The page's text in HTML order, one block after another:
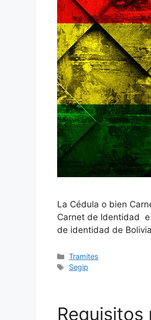
La Cédula o bien
Carnet de Identidad
de identidad de
Categories
Tramites
Tags
Segip